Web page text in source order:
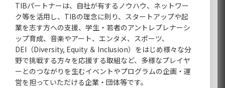
TIBパートナーは、自社が有するノウハウ、ネットワー
ク等を活用し、TIBの理念に則り、スタートアップや起
業を志す方への支援、学生・若者のアントレプレナーシ
ップ育成、音楽やアート、エンタメ、スポーツ、
DEI（Diversity, Equity ＆ Inclusion）をはじめ様々な分
野で挑戦する方々を応援する取組など、多様なプレイヤ
ーとのつながりを生むイベントやプログラムの企画・運
営を担っていただける企業・団体等です。